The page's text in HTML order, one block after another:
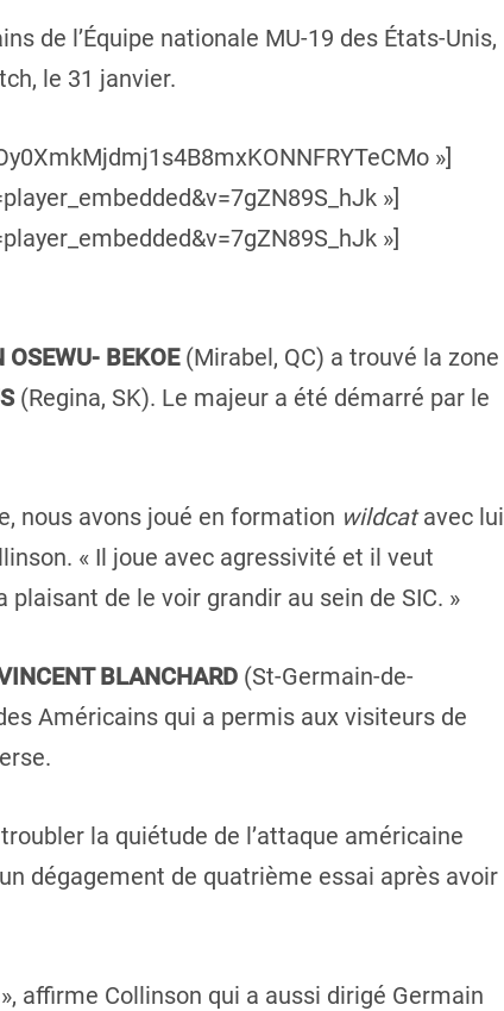
de l’Équipe nationale MU-19 des États-Unis,
le 31 janvier.
»]
»]
»]
OSEWU- BEKOE(Mirabel, QC) a trouvé la zone
(Regina, SK). Le majeur a été démarré par le
nous avons joué en formation wildcatavec lui
« Il joue avec agressivité et il veut
de le voir grandir au sein de SIC. »
BLANCHARD (St-Germain-de-
Américains qui a permis aux visiteurs de
la quiétude de l’attaque américaine
dégagement de quatrième essai après avoir
affirme Collinson qui a aussi dirigé Germain